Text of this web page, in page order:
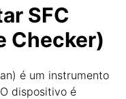
SFC
Checker)
é um instrumento
dispositivo é